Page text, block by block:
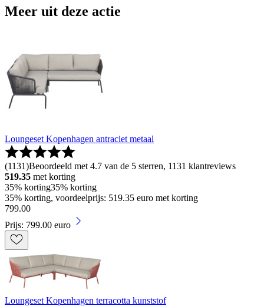
Meer uit deze actie
Loungeset Kopenhagen antraciet metaal
(1131)Beoordeeld met 4.7 van de 5 sterren, 1131 klantreviews
519.35 met korting
35% korting35% korting
35% korting, voordeelprijs: 519.35 euro met korting
799.00
Prijs: 799.00 euro
Loungeset Kopenhagen terracotta kunststof